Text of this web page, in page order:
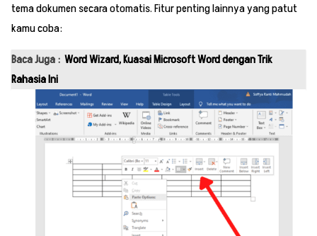
tema dokumen secara otomatis. Fitur penting lainnya yang patut
kamu coba:
Baca Juga : Word Wizard, Kuasai Microsoft Word dengan Trik
Rahasia Ini